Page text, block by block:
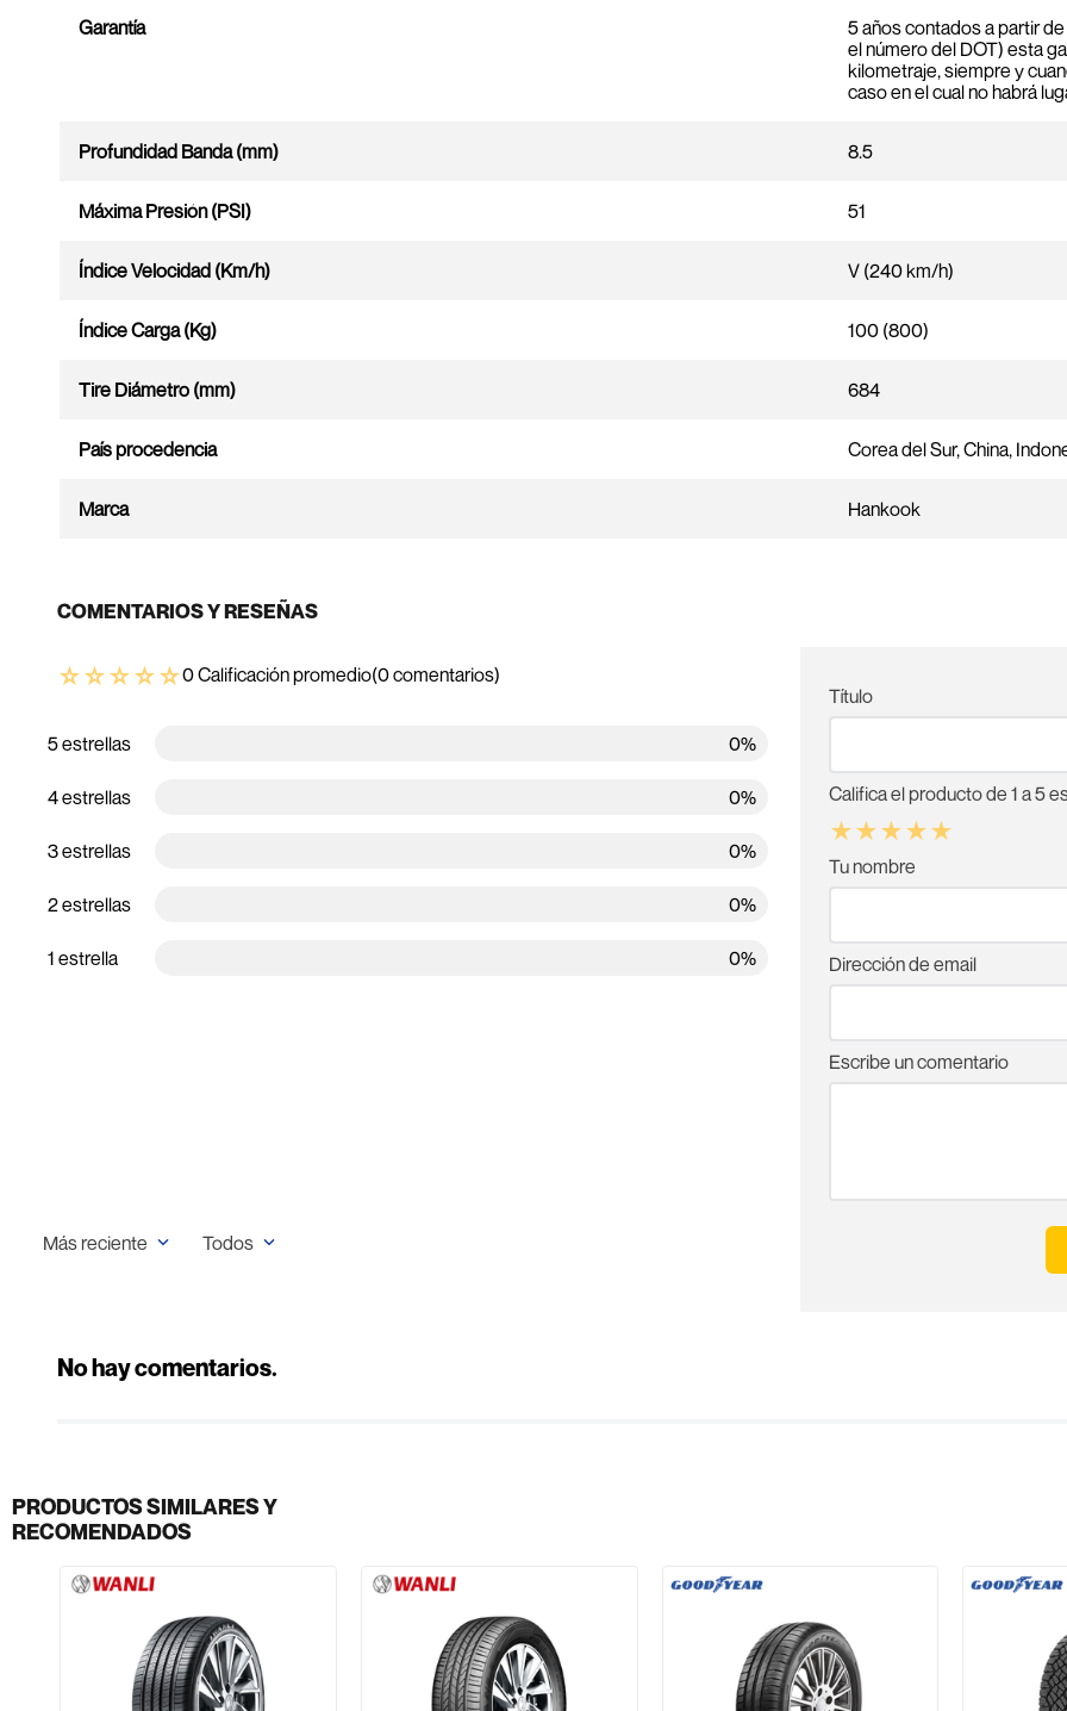
Garantía
5 años contados a partir
el número del DOT) esta
kilometraje, siempre y
caso en el cual no habrá
Profundidad Banda (mm) 8.5
Máxima Presión (PSI) 51
Índice Velocidad (Km/h) V (240 km/h)
Índice Carga (Kg) 100 (800)
Tire Diámetro (mm) 684
País procedencia Corea del Sur, China,
Marca Hankook
COMENTARIOS Y RESEÑAS
☆☆☆☆☆0 Calificación promedio(0 comentarios)
5 estrellas 0%
4 estrellas 0%
3 estrellas 0%
2 estrellas 0%
1 estrella 0%
Título
Califica el producto de 1 a 5
★★★★★
Tu nombre
Dirección de email
Escribe un comentario
Más reciente Todos
No hay comentarios.
PRODUCTOS SIMILARES Y
RECOMENDADOS